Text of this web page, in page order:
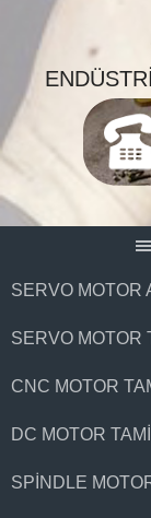
SERVO MOTOR
SERVO MOTOR
CNC MOTOR
DC MOTOR
SPINDLE